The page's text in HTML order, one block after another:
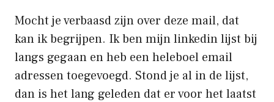
Mocht je verbaasd zijn over deze mail, dat
kan ik begrijpen. Ik ben mijn linkedin lijst bij
langs gegaan en heb een heleboel email
adressen toegevoegd. Stond je al in de lijst,
dan is het lang geleden dat er voor het laatst